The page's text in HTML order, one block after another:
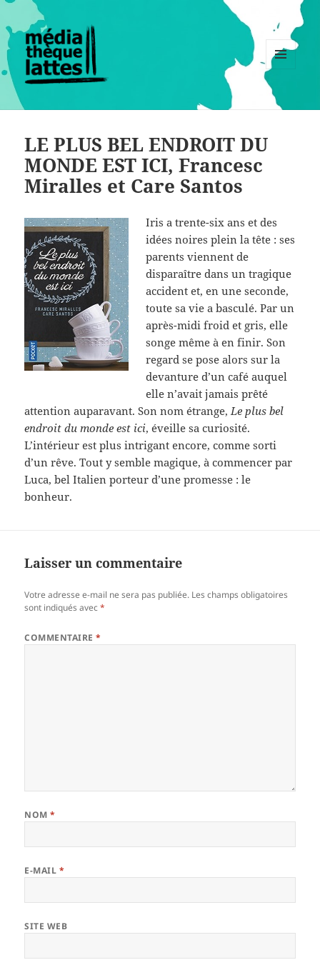
MENU
WIDGETS
LE PLUS BEL ENDROIT DU
MONDE EST ICI, Francesc
Miralles et Care Santos
Iris a trente-six ans et des
idées noires plein la tête : ses
parents viennent de
disparaître dans un tragique
accident et, en une seconde,
toute sa vie a basculé. Par un
après-midi froid et gris, elle
songe même à en finir. Son
regard se pose alors sur la
devanture d’un café auquel
elle n’avait jamais prêté
attention auparavant. Son nom étrange, Le plus bel
endroit du monde est ici, éveille sa curiosité.
L’intérieur est plus intrigant encore, comme sorti
d’un rêve. Tout y semble magique, à commencer par
Luca, bel Italien porteur d’une promesse : le
bonheur.
Laisser un commentaire
Votre adresse e-mail ne sera pas publiée. Les champs obligatoires
sont indiqués avec*
COMMENTAIRE*
NOM*
E-MAIL *
SITE WEB